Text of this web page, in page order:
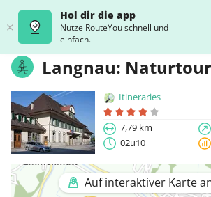
Hol dir die app
Nutze RouteYou schnell und
einfach.
Langnau:
Itineraries
7,79 km
02u10
Auf interaktiver Karte